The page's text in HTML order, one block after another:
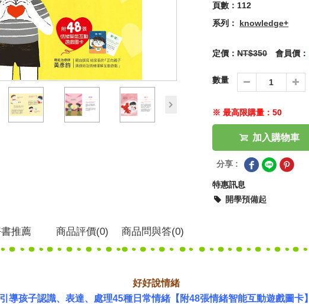
next
頁數：112
系列： knowledge+
定價：NT$350 會員價：
數量
※ 最高限購量：50
加入購物車
分享 :
特惠訊息
開學預備起
推薦 商品評價(0) 商品問與答(0)
好好說情緒
引導孩子認識、表達、處理45種日常情緒【附48張情緒智能互動遊戲圖卡】